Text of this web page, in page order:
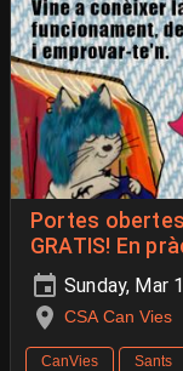
Portes obertes
GRATIS! En
Sunday, Mar
CSA Can Vies
CanVies Sants